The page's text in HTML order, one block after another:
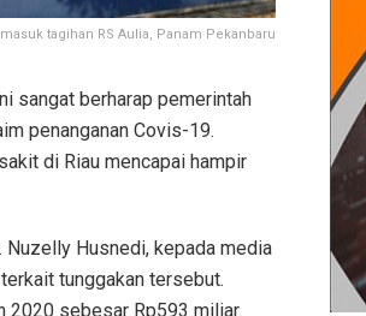
tagihan RS Aulia, Panam Pekanbaru
sangat berharap pemerintah
penanganan Covis-19.
di Riau mencapai hampir
Nuzelly Husnedi, kepada media
tunggakan tersebut.
2020 sebesar Rp593 miliar.